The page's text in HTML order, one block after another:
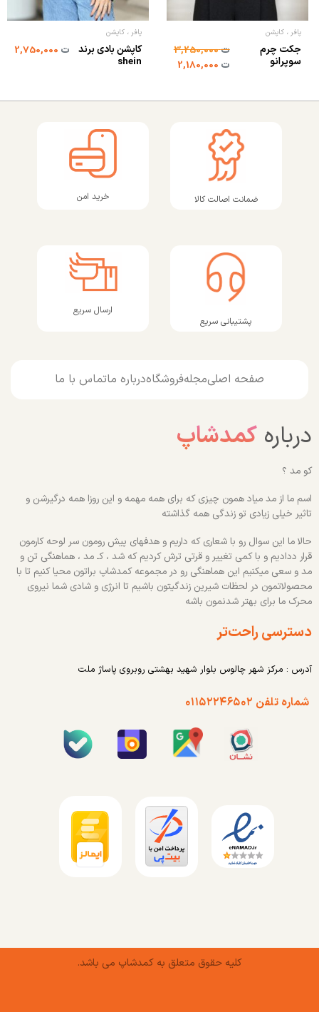
پافر ، کاپشن
جکت چرم
سوپرانو
ت3,250,000
ت2,180,000
پافر ، کاپشن
کاپشن بادی برند
shein
ت2,750,000
ضمانت اصالت کالا خرید امن
پشتیبانی سریع
ارسال سریع
صفحه اصلیمجلهفروشگاهدرباره ماتماس با ما
درباره کمدشاپ
کو مد ؟
اسم ما از مد میاد همون چیزی که برای همه مهمه و این روزا همه درگیرشن و
تاثیر خیلی زیادی تو زندگی همه گذاشته
حالا ما این سوال رو با شعاری که داریم و هدفهای پیش رومون سر لوحه کارمون
قرار ددادیم و با کمی تغییر و قرتی ترش کردیم که شد ، کـ مد ، هماهنگی تن و
مد و سعی میکنیم این هماهنگی رو در مجموعه کمدشاپ براتون محیا کنیم تا با
محصولاتمون در لحظات شیرین زندگیتون باشیم تا انرژی و شادی شما نیروی
محرک ما برای بهتر شدنمون باشه
دسترسی راحت‌تر
آدرس : مرکز شهر چالوس بلوار شهید بهشتی روبروی پاساژ ملت
شماره تلفن ۰۱۱۵۲۲۴۶۵۰۲
کلیه حقوق متعلق به کمدشاپ می باشد.